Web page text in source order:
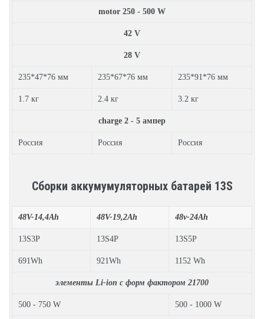
motor 250 - 500 W
42 V
28 V
235*47*76 мм 235*67*76 мм 235*91*76 мм
1.7 кг 2.4 кг 3.2 кг
charge 2 - 5 ампер
Россия Россия Россия
Сборки аккумумуляторных батарей 13S
48V-14,4Ah 48V-19,2Ah 48v-24Ah
13S3P 13S4P 13S5P
691Wh 921Wh 1152 Wh
элементы Li-ion с форм фактором 21700
500 - 750 W 500 - 1000 W